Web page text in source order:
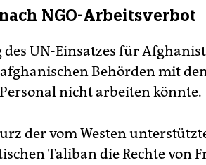
NGO-Arbeitsverbot
des UN-Einsatzes für
Behörden mit
nicht arbeiten könnte.
der vom Westen
Taliban die Rechte von